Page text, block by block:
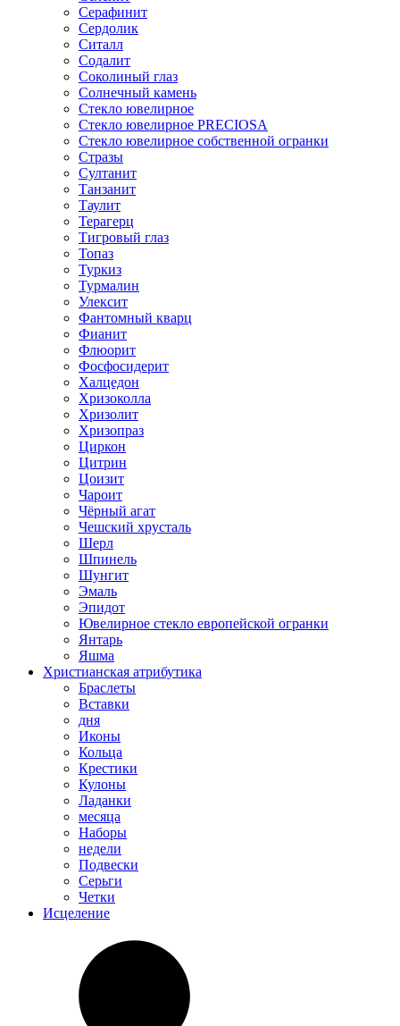
Серафинит
Сердолик
Ситалл
Содалит
Соколиный глаз
Солнечный камень
Стекло ювелирное
Стекло ювелирное PRECIOSA
Стекло ювелирное собственной огранки
Стразы
Султанит
Танзанит
Таулит
Терагерц
Тигровый глаз
Топаз
Туркиз
Турмалин
Улексит
Фантомный кварц
Фианит
Флюорит
Фосфосидерит
Халцедон
Хризоколла
Хризолит
Хризопраз
Циркон
Цитрин
Цоизит
Чароит
Чёрный агат
Чешский хрусталь
Шерл
Шпинель
Шунгит
Эмаль
Эпидот
Ювелирное стекло европейской огранки
Янтарь
Яшма
Христианская атрибутика
Браслеты
Вставки
дня
Иконы
Кольца
Крестики
Кулоны
Ладанки
месяца
Наборы
недели
Подвески
Серьги
Четки
Исцеление